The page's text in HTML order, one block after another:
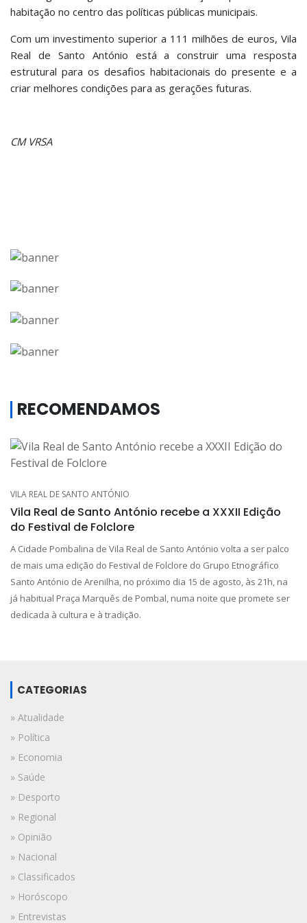
habitação no centro das políticas públicas municipais.
Com um investimento superior a 111 milhões de euros, Vila
Real de Santo António está a construir uma resposta
estrutural para os desafios habitacionais do presente e a
criar melhores condições para as gerações futuras.
CM VRSA
RECOMENDAMOS
VILA REAL DE SANTO ANTÓNIO
Vila Real de Santo António recebe a XXXII Edição
do Festival de Folclore
A Cidade Pombalina de Vila Real de Santo António volta a ser palco
de mais uma edição do Festival de Folclore do Grupo Etnográfico
Santo António de Arenilha, no próximo dia 15 de agosto, às 21h, na
já habitual Praça Marquês de Pombal, numa noite que promete ser
dedicada à cultura e à tradição.
CATEGORIAS
» Atualidade
» Política
» Economia
» Saúde
» Desporto
» Regional
» Opinião
» Nacional
» Classificados
» Horóscopo
» Entrevistas